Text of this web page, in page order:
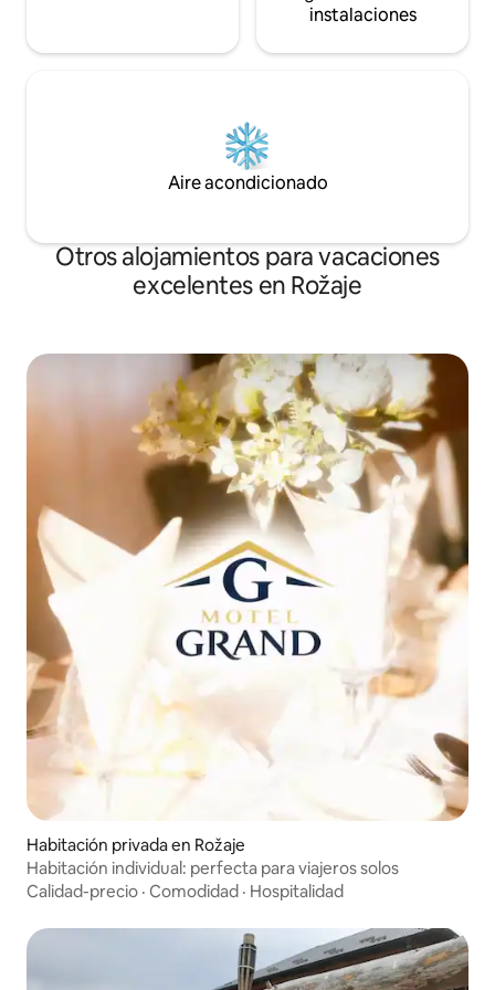
instalaciones
Aire acondicionado
Otros alojamientos para vacaciones
excelentes en Rožaje
Habitación privada en Rožaje
Habitación individual: perfecta para viajeros solos
Calidad-precio · Comodidad · Hospitalidad